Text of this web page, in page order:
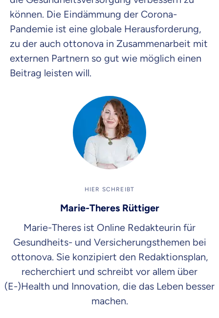
können. Die Eindämmung der Corona-
Pandemie ist eine globale Herausforderung,
zu der auch ottonova in Zusammenarbeit mit
externen Partnern so gut wie möglich einen
Beitrag leisten will.
HIER SCHREIBT
Marie-Theres Rüttiger
Marie-Theres ist Online Redakteurin für
Gesundheits- und Versicherungsthemen bei
ottonova. Sie konzipiert den Redaktionsplan,
recherchiert und schreibt vor allem über
(E-)Health und Innovation, die das Leben besser
machen.